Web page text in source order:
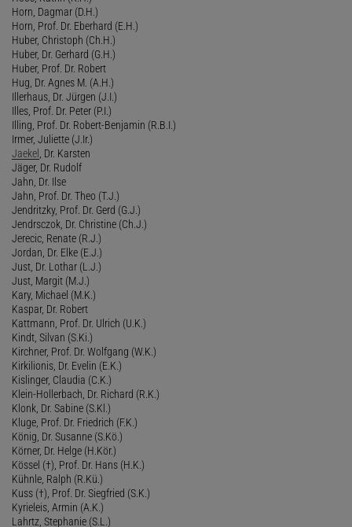
Horn, Dagmar (D.H.)
Horn, Prof. Dr. Eberhard (E.H.)
Huber, Christoph (Ch.H.)
Huber, Dr. Gerhard (G.H.)
Huber, Prof. Dr. Robert
Hug, Dr. Agnes M. (A.H.)
Illerhaus, Dr. Jürgen (J.I.)
Illes, Prof. Dr. Peter (P.I.)
Illing, Prof. Dr. Robert-Benjamin (R.B.I.)
Irmer, Juliette (J.Ir.)
Jaekel , Dr. Karsten
Jäger, Dr. Rudolf
Jahn, Dr. Ilse
Jahn, Prof. Dr. Theo (T.J.)
Jendritzky, Prof. Dr. Gerd (G.J.)
Jendrsczok, Dr. Christine (Ch.J.)
Jerecic, Renate (R.J.)
Jordan, Dr. Elke (E.J.)
Just, Dr. Lothar (L.J.)
Just, Margit (M.J.)
Kary, Michael (M.K.)
Kaspar, Dr. Robert
Kattmann, Prof. Dr. Ulrich (U.K.)
Kindt, Silvan (S.Ki.)
Kirchner, Prof. Dr. Wolfgang (W.K.)
Kirkilionis, Dr. Evelin (E.K.)
Kislinger, Claudia (C.K.)
Klein-Hollerbach, Dr. Richard (R.K.)
Klonk, Dr. Sabine (S.Kl.)
Kluge, Prof. Dr. Friedrich (F.K.)
König, Dr. Susanne (S.Kö.)
Körner, Dr. Helge (H.Kör.)
Kössel (†), Prof. Dr. Hans (H.K.)
Kühnle, Ralph (R.Kü.)
Kuss (†), Prof. Dr. Siegfried (S.K.)
Kyrieleis, Armin (A.K.)
Lahrtz, Stephanie (S.L.)